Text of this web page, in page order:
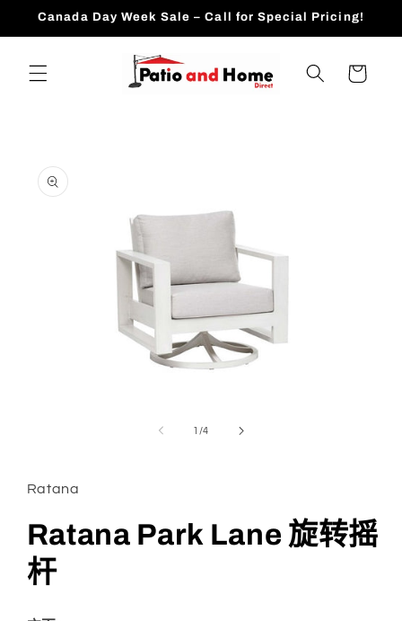
跳到内
Canada Day Week Sale – Call for Special Pricing!
物
跳至产
品信息
中
开
媒
体
文
1 //4
Ratana
Ratana Park Lane 旋转摇
杆